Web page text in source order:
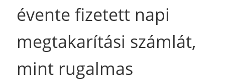
évente fizetett napi
megtakarítási számlát,
mint rugalmas